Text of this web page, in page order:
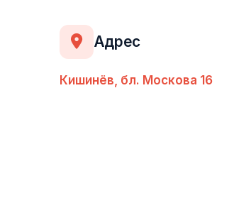
Адрес
Кишинёв, бл. Москова 16